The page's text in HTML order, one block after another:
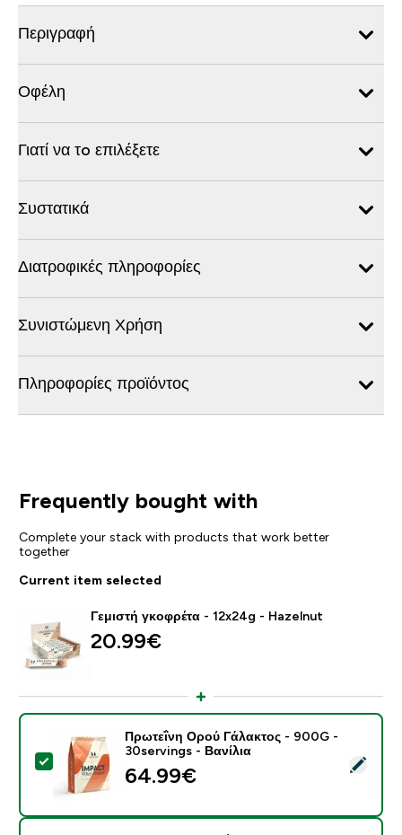
Περιγραφή
Οφέλη
Γιατί να τo επιλέξετε
Συστατικά
Διατροφικές πληροφορίες
Συνιστώμενη Χρήση
Πληροφορίες προϊόντος
Frequently bought with
Complete your stack with products that work better
together
Current item selected
Γεμιστή γκοφρέτα - 12x24g - Hazelnut
20.99€‎
Select this product - Πρωτεΐνη Ορού Γάλακτος -
Πρωτεΐνη Ορού Γάλακτος - 900G -
30servings - Βανίλια
64.99€‎